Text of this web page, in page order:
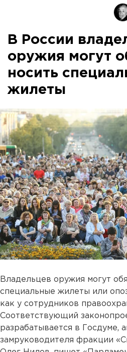
В России
оружия могут
носить
жилеты
Владельцев оружия могут
специальные жилеты или
как у сотрудников
Соответствующий
разрабатывается в Госдуме,
замруководителя фракции